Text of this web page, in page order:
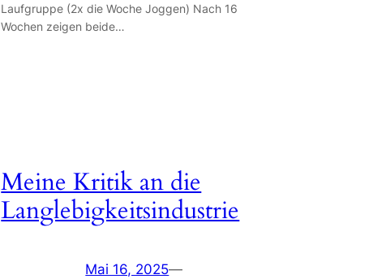
Laufgruppe (2x die Woche Joggen) Nach 16
Wochen zeigen beide…
Meine Kritik an die
Langlebigkeitsindustrie
Mai 16, 2025—